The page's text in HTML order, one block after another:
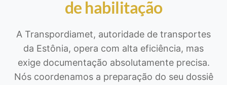
de habilitação
A Transpordiamet, autoridade de transportes
da Estônia, opera com alta eficiência, mas
exige documentação absolutamente precisa.
Nós coordenamos a preparação do seu dossiê